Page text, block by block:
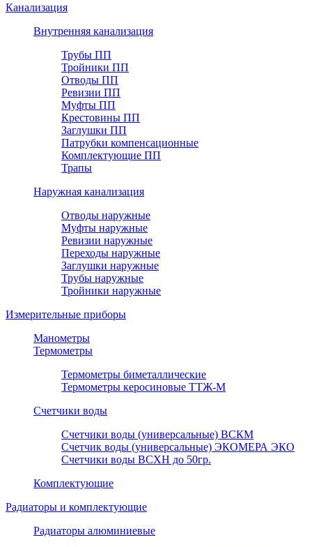
Канализация
Внутренняя канализация
Трубы ПП
Тройники ПП
Отводы ПП
Ревизии ПП
Муфты ПП
Крестовины ПП
Заглушки ПП
Патрубки компенсационные
Комплектующие ПП
Трапы
Наружная канализация
Отводы наружные
Муфты наружные
Ревизии наружные
Переходы наружные
Заглушки наружные
Трубы наружные
Тройники наружные
Измерительные приборы
Манометры
Термометры
Термометры биметаллические
Термометры керосиновые ТТЖ-М
Счетчики воды
Счетчики воды (универсальные) ВСКМ
Счетчик воды (универсальные) ЭКОМЕРА ЭКО
Счетчики воды ВСХН до 50гр.
Комплектующие
Радиаторы и комплектующие
Радиаторы алюминиевые